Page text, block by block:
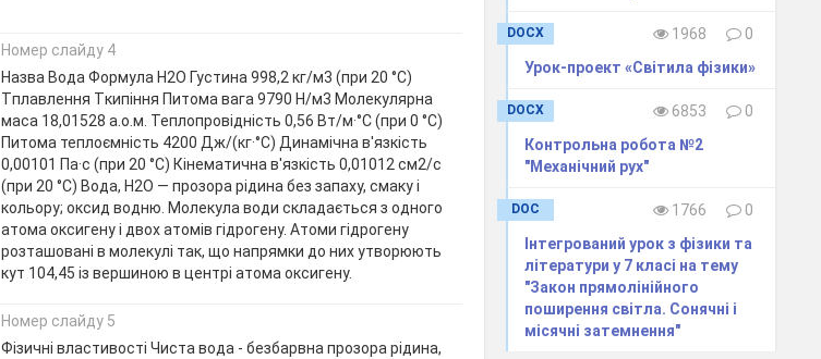
Номер слайду 4
Назва Вода Формула Н2O Густина 998,2 кг/м3 (при 20 °C)
Tплавлення Tкипіння Питома вага 9790 H/м3 Молекулярна
маса 18,01528 а.о.м. Теплопровідність 0,56 Вт/м·°C (при 0 °C)
Питома теплоємність 4200 Дж/(кг·°C) Динамічна в'язкість
0,00101 Па·с (при 20 °C) Кінематична в'язкість 0,01012 см2/с
(при 20 °C) Вода, Н2O — прозора рідина без запаху, смаку і
кольору; оксид водню. Молекула води складається з одного
атома оксигену і двох атомів гідрогену. Атоми гідрогену
розташовані в молекулі так, що напрямки до них утворюють
кут 104,45 із вершиною в центрі атома оксигену.
Номер слайду 5
Фізичні властивості Чиста вода - безбарвна прозора рідина,
DOCX 1968
0
Урок-проект «Світила фізики»
DOCX 6853
0
Контрольна робота №2
"Механічний рух"
DOC 1766
0
Інтегрований урок з фізики та
літератури у 7 класі на тему
"Закон прямолінійного
поширення світла. Сонячні і
місячні затемнення"